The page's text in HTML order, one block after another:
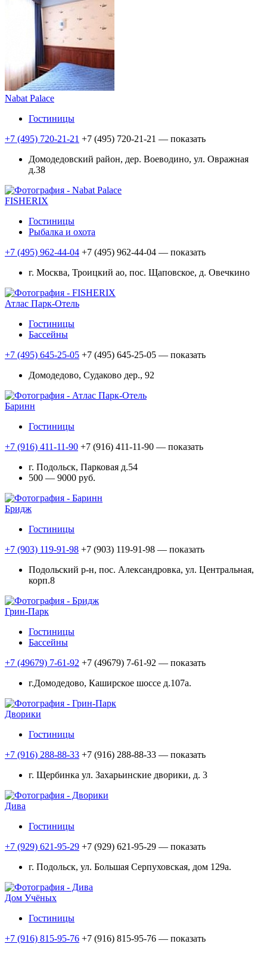
Nabat Palace
Гостиницы
+7 (495) 720-21-21 +7 (495) 720-21-21 — показать
Домодедовский район, дер. Воеводино, ул. Овражная
д.38
FISHERIX
Гостиницы
Рыбалка и охота
+7 (495) 962-44-04 +7 (495) 962-44-04 — показать
г. Москва, Троицкий ао, пос. Щаповское, д. Овечкино
Атлас Парк-Отель
Гостиницы
Бассейны
+7 (495) 645-25-05 +7 (495) 645-25-05 — показать
Домодедово, Судаково дер., 92
Баринн
Гостиницы
+7 (916) 411-11-90 +7 (916) 411-11-90 — показать
г. Подольск, Парковая д.54
500 — 9000 руб.
Бридж
Гостиницы
+7 (903) 119-91-98 +7 (903) 119-91-98 — показать
Подольский р-н, пос. Александровка, ул. Центральная,
корп.8
Грин-Парк
Гостиницы
Бассейны
+7 (49679) 7-61-92 +7 (49679) 7-61-92 — показать
г.Домодедово, Каширское шоссе д.107а.
Дворики
Гостиницы
+7 (916) 288-88-33 +7 (916) 288-88-33 — показать
г. Щербинка ул. Захарьинские дворики, д. 3
Дива
Гостиницы
+7 (929) 621-95-29 +7 (929) 621-95-29 — показать
г. Подольск, ул. Большая Серпуховская, дом 129а.
Дом Учёных
Гостиницы
+7 (916) 815-95-76 +7 (916) 815-95-76 — показать